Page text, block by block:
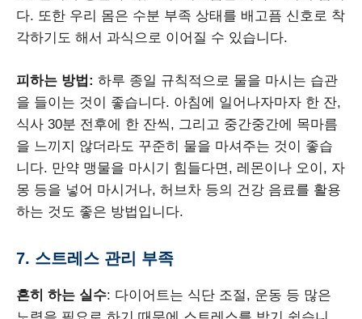
다. 또한 우리 몸은 수분 부족 상태를 배고픔 신호로 착
각하기도 해서 과식으로 이어질 수 있습니다.
피하는 방법: 하루 종일 규칙적으로 물을 마시는 습관
을 들이는 것이 좋습니다. 아침에 일어나자마자 한 잔,
식사 30분 전후에 한 잔씩, 그리고 중간중간에 목마름
을 느끼지 않더라도 꾸준히 물을 마셔주는 것이 좋습
니다. 만약 맹물을 마시기 힘들다면, 레몬이나 오이, 자
몽 등을 넣어 마시거나, 허브차 등의 건강 음료를 활용
하는 것도 좋은 방법입니다.
7. 스트레스 관리 부족
흔히 하는 실수: 다이어트는 식단 조절, 운동 등 많은